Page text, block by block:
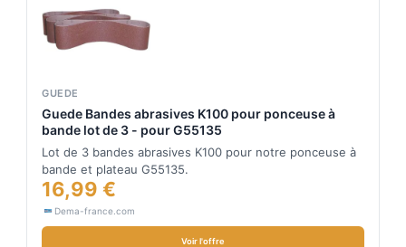
GUEDE
Guede Bandes abrasives K100 pour ponceuse à
bande lot de 3 - pour G55135
Lot de 3 bandes abrasives K100 pour notre ponceuse à
bande et plateau G55135.
16,99 €
Dema-france.com
Voir l'offre